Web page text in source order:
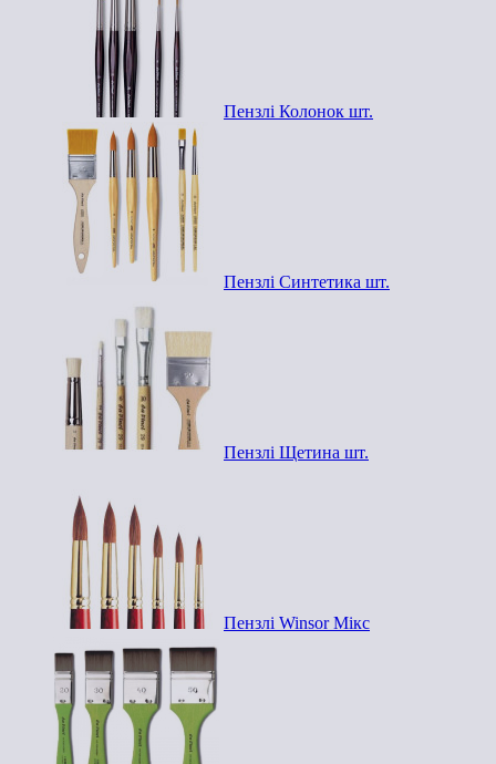
Пензлі Колонок шт.
Пензлі Синтетика шт.
Пензлі Щетина шт.
Пензлі Winsor Мікс